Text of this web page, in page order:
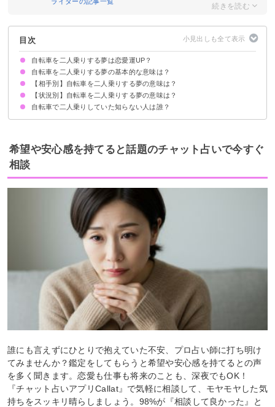
目次
自転車を二人乗りする夢は恋愛運UP？
自転車を二人乗りする夢の基本的な意味は？
夢占いで自分が運転しているなら【相手の面倒を見ないといけない】
夢占いで自分が後ろに乗っているなら【相手は応援者】
相手/状況で意味が決まる
【相手別】自転車を二人乗りする夢の意味は？
異性と自転車を二人乗りする夢占い【吉夢】
知らない人と自転車を二人乗りする夢占い【吉夢】
子供と自転車を二人乗りする夢占い【凶夢】
芸能人と自転車を二人乗りする夢占い【警告夢】
元彼と自転車を二人乗りする夢占い【警告夢】
彼氏や旦那と自転車を二人乗りする夢占い【吉夢】
好きな人と自転車を二人乗りする夢占い【吉夢】
【状況別】自転車を二人乗りする夢の意味は？
坂道を自転車で二人乗りする夢占い【警告夢】
自転車で二人乗りをして転ぶ夢占い【凶夢】
自転車で二人乗りをして自転車が故障する夢占い【警告夢】
自転車に二人乗りをして落ちる夢占い【凶夢】
自転車に二人乗りをして注意される夢占い【警告夢】
自転車に二人乗りをして抱きつく夢占い【凶夢】
自転車に二人乗りをして事故にあう夢占い【警告夢】
自転車の二人乗りを拒否される夢占い【警告夢】
自転車の二人乗りができなかった夢占い【凶夢】
自転車で二人乗りしていた知らない人は誰？
希望や安心感を持てると話題のチャット占いで今すぐ
相談
誰にも言えずにひとりで抱えていた不安、プロ占い師に打ち明け
てみませんか？鑑定をしてもらうと希望や安心感を持てるとの声
を多く聞きます。恋愛も仕事も将来のことも、深夜でもOK！
『チャット占いアプリCallat』で気軽に相談して、モヤモヤした気
持ちをスッキリ晴らしましょう。98%が『相談して良かった』と